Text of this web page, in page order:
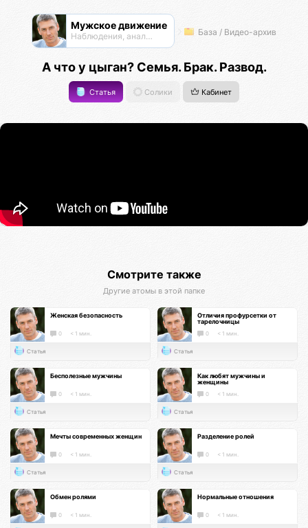
Мужское движение
Наблюдения, анализ, обсуждения База / Видео-архив
А что у цыган? Семья. Брак. Развод.
Статья Солики Кабинет
Смотрите также
Другие атомы в этой папке
Женская безопасность
0 < 1 мин.
Статья
Отличия профурсетки от
тарелочницы
0 < 1 мин.
Статья
Бесполезные мужчины
0 < 1 мин.
Статья
Как любят мужчины и
женщины
0 < 1 мин.
Статья
Мечты современных женщин
0 < 1 мин.
Статья
Разделение ролей
0 < 1 мин.
Статья
Обмен ролями
0 < 1 мин.
Нормальные отношения
0 < 1 мин.